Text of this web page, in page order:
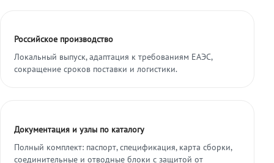
Российское производство
Локальный выпуск, адаптация к требованиям ЕАЭС,
сокращение сроков поставки и логистики.
Документация и узлы по каталогу
Полный комплект: паспорт, спецификация, карта сборки,
соединительные и отводные блоки с защитой от